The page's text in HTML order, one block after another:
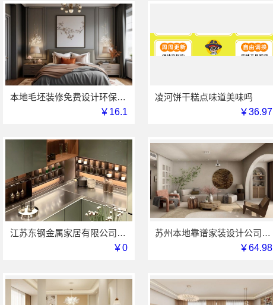
本地毛坯装修免费设计环保信赖浙江臻美新型建材有限公司
￥16.1
凌河饼干糕点味道美味吗
￥36.97
江苏东钢金属家居有限公司厨餐厅新中式定制多少钱
￥0
苏州本地靠谱家装设计公司拎包入住选百年豪庭新材料有限公司
￥64.98